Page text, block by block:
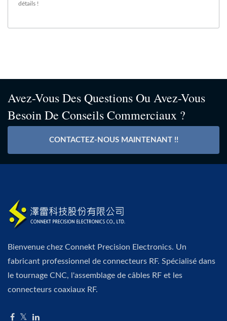
détails !
Avez-Vous Des Questions Ou Avez-Vous
Besoin De Conseils Commerciaux ?
CONTACTEZ-NOUS MAINTENANT !!
Bienvenue chez Connekt Precision Electronics. Un
fabricant professionnel de connecteurs RF. Spécialisé dans
le tournage CNC, l'assemblage de câbles RF et les
connecteurs coaxiaux RF.